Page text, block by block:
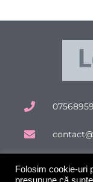
Folosim cookie-uri
presupune că